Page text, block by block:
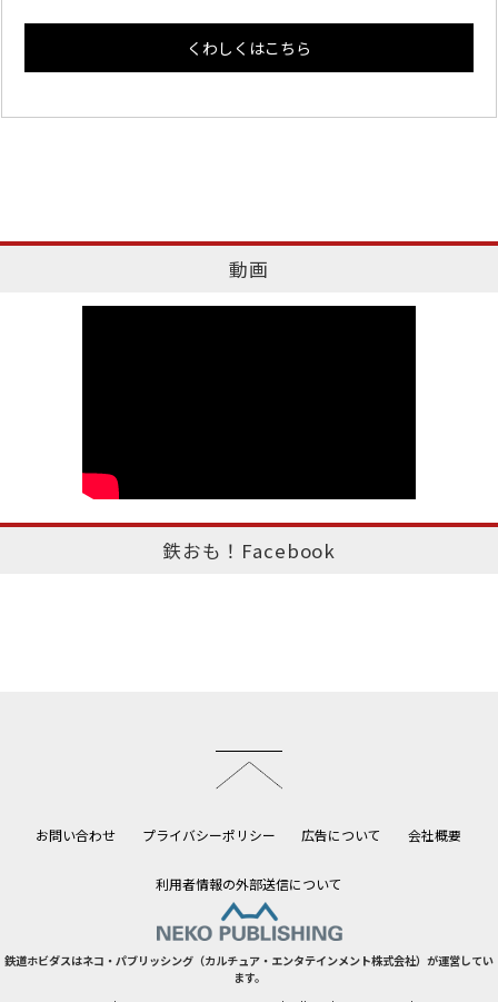
くわしくはこちら
動画
鉄おも！Facebook
お問い合わせ プライバシーポリシー 広告について 会社概要
利用者情報の外部送信について
鉄道ホビダスはネコ・パブリッシング（カルチュア・エンタテインメント株式会社）が運営してい
ます。